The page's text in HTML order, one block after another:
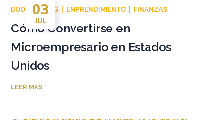
03
JUL
BOOKKEEPING EMPRENDIMIENTO FINANZAS
Cómo Convertirse en
Microempresario en Estados
Unidos
LEER MAS